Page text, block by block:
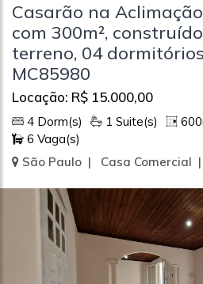
Casarão na
com 300m²,
terreno, 04
MC85980
Locação: R$ 15.000,00
4 Dorm(s) 1 Suite(s)
6 Vaga(s)
São Paulo | Casa Comercial |